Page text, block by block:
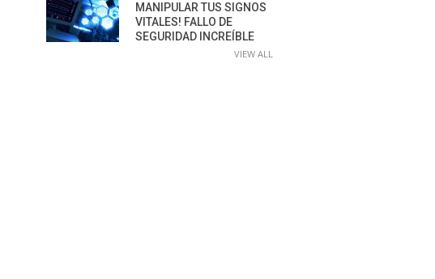
MANIPULAR TUS SIGNOS
VITALES! FALLO DE
SEGURIDAD INCREÍBLE
VIEW ALL